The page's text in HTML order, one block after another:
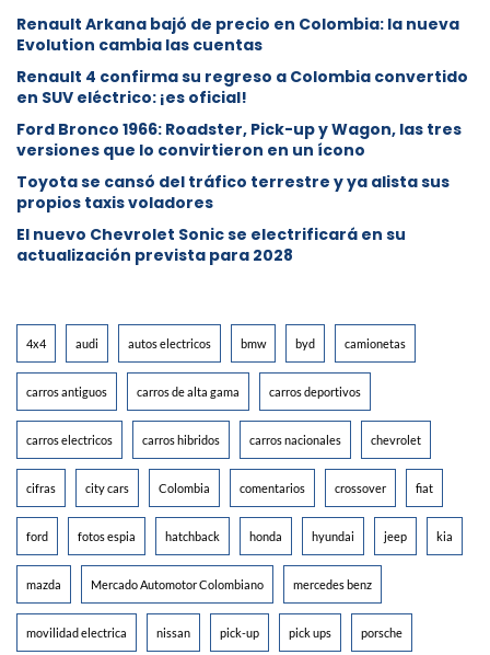
Renault Arkana bajó de precio en Colombia: la nueva
Evolution cambia las cuentas
Renault 4 confirma su regreso a Colombia convertido
en SUV eléctrico: ¡es oficial!
Ford Bronco 1966: Roadster, Pick-up y Wagon, las tres
versiones que lo convirtieron en un ícono
Toyota se cansó del tráfico terrestre y ya alista sus
propios taxis voladores
El nuevo Chevrolet Sonic se electrificará en su
actualización prevista para 2028
4x4 audi autos electricos bmw byd camionetas
carros antiguos carros de alta gama carros deportivos
carros electricos carros hibridos carros nacionales chevrolet
cifras city cars Colombia comentarios crossover fiat
ford fotos espia hatchback honda hyundai jeep kia
mazda Mercado Automotor Colombiano mercedes benz
movilidad electrica nissan pick-up pick ups porsche